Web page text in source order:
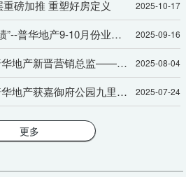
磅加推 重塑好房定义 2025-10-17
“金秋结硕果 聚力创佳绩”--普华地产9-10月份业绩冲刺誓师大会战火已燃！ 2025-09-16
十年砺剑 足履实地 | 普华地产新晋营销总监——李兴华 2025-08-04
金榜登冠 王者荣光 | 普华地产获嘉御府公园九里团队业绩一路长虹！ 2025-07-24
更多